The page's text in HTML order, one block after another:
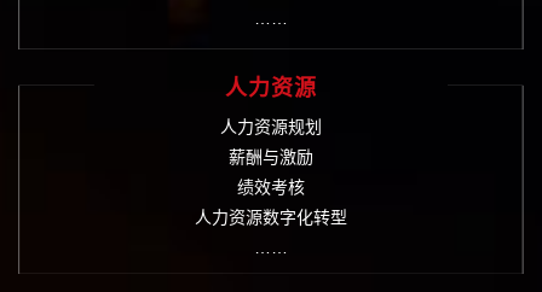
……
人力资源
人力资源规划
薪酬与激励
绩效考核
人力资源数字化转型
……